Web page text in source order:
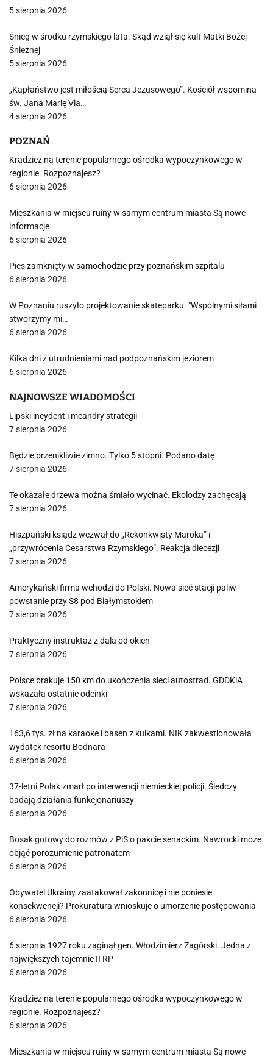
5 sierpnia 2026
Śnieg w środku rzymskiego lata. Skąd wziął się kult Matki Bożej
Śnieżnej
5 sierpnia 2026
„Kapłaństwo jest miłością Serca Jezusowego”. Kościół wspomina
św. Jana Marię Via…
4 sierpnia 2026
POZNAŃ
Kradzież na terenie popularnego ośrodka wypoczynkowego w
regionie. Rozpoznajesz?
6 sierpnia 2026
Mieszkania w miejscu ruiny w samym centrum miasta Są nowe
informacje
6 sierpnia 2026
Pies zamknięty w samochodzie przy poznańskim szpitalu
6 sierpnia 2026
W Poznaniu ruszyło projektowanie skateparku. "Wspólnymi siłami
stworzymy mi…
6 sierpnia 2026
Kilka dni z utrudnieniami nad podpoznańskim jeziorem
6 sierpnia 2026
NAJNOWSZE WIADOMOŚCI
Lipski incydent i meandry strategii
7 sierpnia 2026
Będzie przenikliwie zimno. Tylko 5 stopni. Podano datę
7 sierpnia 2026
Te okazałe drzewa można śmiało wycinać. Ekolodzy zachęcają
7 sierpnia 2026
Hiszpański ksiądz wezwał do „Rekonkwisty Maroka” i
„przywrócenia Cesarstwa Rzymskiego”. Reakcja diecezji
7 sierpnia 2026
Amerykański firma wchodzi do Polski. Nowa sieć stacji paliw
powstanie przy S8 pod Białymstokiem
7 sierpnia 2026
Praktyczny instruktaż z dala od okien
7 sierpnia 2026
Polsce brakuje 150 km do ukończenia sieci autostrad. GDDKiA
wskazała ostatnie odcinki
7 sierpnia 2026
163,6 tys. zł na karaoke i basen z kulkami. NIK zakwestionowała
wydatek resortu Bodnara
6 sierpnia 2026
37-letni Polak zmarł po interwencji niemieckiej policji. Śledczy
badają działania funkcjonariuszy
6 sierpnia 2026
Bosak gotowy do rozmów z PiS o pakcie senackim. Nawrocki może
objąć porozumienie patronatem
6 sierpnia 2026
Obywatel Ukrainy zaatakował zakonnicę i nie poniesie
konsekwencji? Prokuratura wnioskuje o umorzenie postępowania
6 sierpnia 2026
6 sierpnia 1927 roku zaginął gen. Włodzimierz Zagórski. Jedna z
największych tajemnic II RP
6 sierpnia 2026
Kradzież na terenie popularnego ośrodka wypoczynkowego w
regionie. Rozpoznajesz?
6 sierpnia 2026
Mieszkania w miejscu ruiny w samym centrum miasta Są nowe